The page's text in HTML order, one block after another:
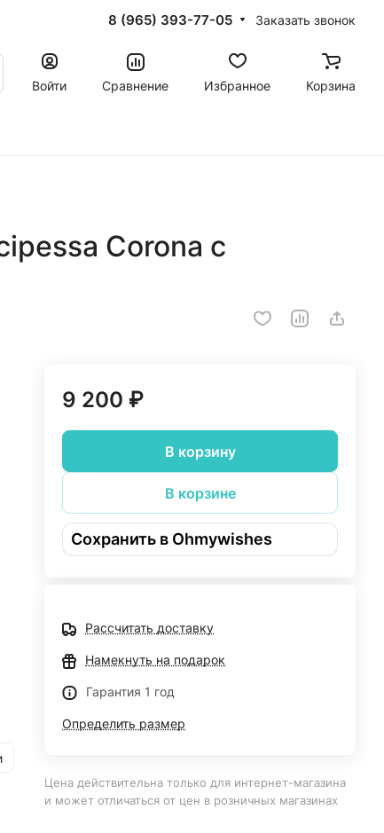
8 (965) 393-77-05 Заказать звонок
Войти
Сравнение Избранное Корзина
Corona с
9 200 ₽
В корзину
В корзине
Сохранить в Ohmywishes
Рассчитать доставку
Намекнуть на подарок
Гарантия 1 год
Определить размер
Цена действительна только для интернет-магазина
и может отличаться от цен в розничных магазинах